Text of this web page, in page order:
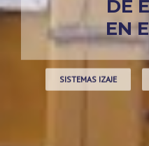
DE
EN
SISTEMAS IZAJE